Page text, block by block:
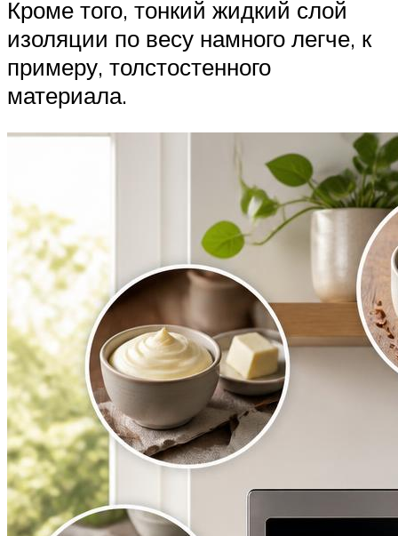
Кроме того, тонкий жидкий слой
изоляции по весу намного легче, к
примеру, толстостенного
материала.